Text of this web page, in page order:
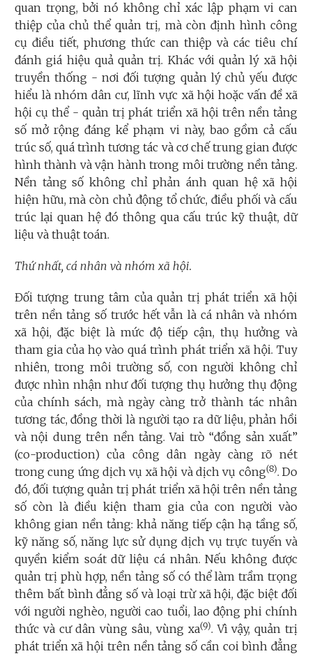
quan trọng, bởi nó không chỉ xác lập phạm vi can
thiệp của chủ thể quản trị, mà còn định hình công
cụ điều tiết, phương thức can thiệp và các tiêu chí
đánh giá hiệu quả quản trị. Khác với quản lý xã hội
truyền thống - nơi đối tượng quản lý chủ yếu được
hiểu là nhóm dân cư, lĩnh vực xã hội hoặc vấn đề xã
hội cụ thể - quản trị phát triển xã hội trên nền tảng
số mở rộng đáng kể phạm vi này, bao gồm cả cấu
trúc số, quá trình tương tác và cơ chế trung gian được
hình thành và vận hành trong môi trường nền tảng.
Nền tảng số không chỉ phản ánh quan hệ xã hội
hiện hữu, mà còn chủ động tổ chức, điều phối và cấu
trúc lại quan hệ đó thông qua cấu trúc kỹ thuật, dữ
liệu và thuật toán.
Thứ nhất, cá nhân và nhóm xã hội.
Đối tượng trung tâm của quản trị phát triển xã hội
trên nền tảng số trước hết vẫn là cá nhân và nhóm
xã hội, đặc biệt là mức độ tiếp cận, thụ hưởng và
tham gia của họ vào quá trình phát triển xã hội. Tuy
nhiên, trong môi trường số, con người không chỉ
được nhìn nhận như đối tượng thụ hưởng thụ động
của chính sách, mà ngày càng trở thành tác nhân
tương tác, đồng thời là người tạo ra dữ liệu, phản hồi
và nội dung trên nền tảng. Vai trò “đồng sản xuất”
(co-production) của công dân ngày càng rõ nét
trong cung ứng dịch vụ xã hội và dịch vụ công(8). Do
đó, đối tượng quản trị phát triển xã hội trên nền tảng
số còn là điều kiện tham gia của con người vào
không gian nền tảng: khả năng tiếp cận hạ tầng số,
kỹ năng số, năng lực sử dụng dịch vụ trực tuyến và
quyền kiểm soát dữ liệu cá nhân. Nếu không được
quản trị phù hợp, nền tảng số có thể làm trầm trọng
thêm bất bình đẳng số và loại trừ xã hội, đặc biệt đối
với người nghèo, người cao tuổi, lao động phi chính
thức và cư dân vùng sâu, vùng xa(9). Vì vậy, quản trị
phát triển xã hội trên nền tảng số cần coi bình đẳng